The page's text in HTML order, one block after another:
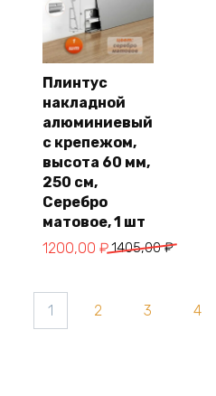
В
корзину
Плинтус
накладной
алюминиевый
с крепежом,
высота 60 мм,
250 см,
Серебро
матовое, 1 шт
1405,00₽
Первоначальная
составляла
1405,00 ₽.
1200,00 ₽
Текущая
1200,00 ₽.
1
2 3 4